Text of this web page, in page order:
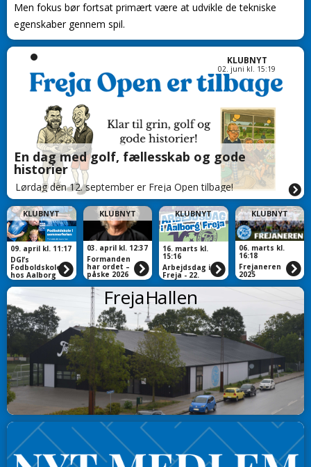
Men fokus bør fortsat primært være at udvikle de tekniske
egenskaber gennem spil.
KLUBNYT
02. juni kl. 15:19
En dag med golf, fællesskab og gode
historier
Lørdag den 12. september er Freja Open tilbage!
KLUBNYT
09. april kl. 11:17
DGI’s
Fodboldskole
hos Aalborg
Freja 2026
KLUBNYT
03. april kl. 12:37
Formanden
har ordet –
påske 2026
KLUBNYT
16. marts kl.
15:16
Arbejdsdag i
Freja - 22.
marts
KLUBNYT
06. marts kl.
16:18
Frejaneren
2025